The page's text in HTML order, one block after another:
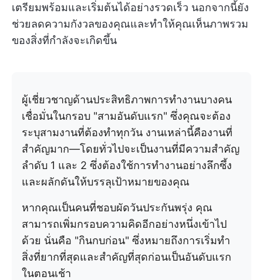
เตรียมพร้อมและเริ่มต้นได้อย่างรวดเร็ว นอกจากนี้ยัง
ช่วยลดความกังวลของคุณและทำให้คุณเห็นภาพรวม
ของสิ่งที่กำลังจะเกิดขึ้น
ผู้เชี่ยวชาญด้านประสิทธิภาพการทำงานบางคน
เชื่อมั่นในกรอบ "สามอันดับแรก" ซึ่งคุณจะต้อง
ระบุสามงานที่ต้องทำทุกวัน งานเหล่านี้คืองานที่
สำคัญมาก—โดยทั่วไปจะเป็นงานที่มีความสำคัญ
ลำดับ 1 และ 2 ซึ่งต้องใช้การทำงานอย่างลึกซึ้ง
และผลักดันให้บรรลุเป้าหมายของคุณ
หากคุณเป็นคนที่ชอบผัดวันประกันพรุ่ง คุณ
สามารถเพิ่มกรอบความคิดอีกอย่างหนึ่งเข้าไป
ด้วย นั่นคือ "กินกบก่อน" ซึ่งหมายถึงการเริ่มทำ
สิ่งที่ยากที่สุดและสำคัญที่สุดก่อนเป็นอันดับแรก
ในตอนเช้า